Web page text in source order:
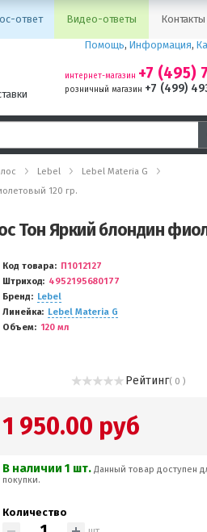
ответ Видео-ответы Контакты
Помощь, Информация,
интернет-магазин +7 (495)
розничный магазин +7 (499)
Lebel
Lebel Materia G
120 гр.
Тон Яркий блондин
Код товара
П1012127
Штриход
4952195680177
Бренд
Lebel
Линейка
Lebel Materia G
Объем
120 мл
Рейтинг( 0 )
1 950.00 руб
В наличии 1 шт.Данный товар доступен
покупки.
Количество